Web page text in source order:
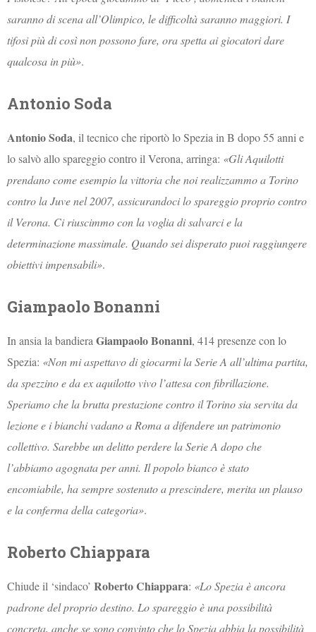
saranno di scena all’Olimpico, le difficoltà saranno maggiori. I
tifosi più di così non possono fare, ora spetta ai giocatori dare
qualcosa in più».
Antonio Soda
Antonio Soda, il tecnico che riportò lo Spezia in B dopo 55 anni e
lo salvò allo spareggio contro il Verona, arringa: «Gli Aquilotti
prendano come esempio la vittoria che noi realizzammo a Torino
contro la Juve nel 2007, assicurandoci lo spareggio proprio contro
il Verona. Ci riuscimmo con la voglia di salvarci e la
determinazione massimale. Quando sei disperato puoi raggiungere
obiettivi impensabili».
Giampaolo Bonanni
In ansia la bandieraGiampaolo Bonanni, 414 presenze con lo
Spezia: «Non mi aspettavo di giocarmi la Serie A all’ultima partita,
da spezzino e da ex aquilotto vivo l’attesa con fibrillazione.
Speriamo che la brutta prestazione contro il Torino sia servita da
lezione e i bianchi vadano a Roma a difendere un patrimonio
collettivo. Sarebbe un delitto perdere la Serie A dopo che
l’abbiamo agognata per anni. Il popolo bianco è stato
encomiabile, ha sempre sostenuto a prescindere, merita un plauso
e la conferma della categoria».
Roberto Chiappara
Chiude il ‘sindaco’Roberto Chiappara: «Lo Spezia è ancora
padrone del proprio destino. Lo spareggio è una possibilità
concreta, anche se sono convinto che lo Spezia abbia la possibilità